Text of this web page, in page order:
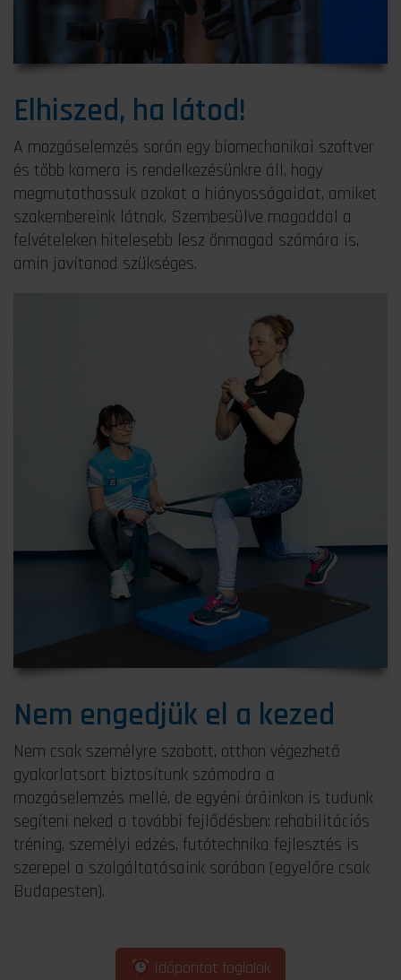
Elhiszed, ha látod!
A mozgáselemzés során egy biomechanikai szoftver
és több kamera is rendelkezésünkre áll, hogy
megmutathassuk azokat a hiányosságaidat, amiket
szakembereink látnak. Szembesülve magaddal a
felvételeken hitelesebb lesz önmagad számára is,
amin javítanod szükséges.
Nem engedjük el a kezed
Nem csak személyre szabott, otthon végezhető
gyakorlatsort biztosítunk számodra a
mozgáselemzés mellé, de egyéni óráinkon is tudunk
segíteni neked a további fejlődésben: rehabilitációs
tréning, személyi edzés, futótechnika fejlesztés is
szerepel a szolgáltatásaink sorában (egyelőre csak
Budapesten).
Időpontot foglalok